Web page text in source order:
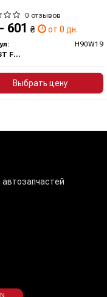
0 отзывов
601 ₴ от 0 дн.
H90W19
HENGST FILTER
Выбрать цену